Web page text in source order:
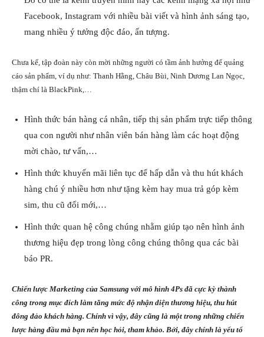
Facebook, Instagram với nhiều bài viết và hình ảnh sáng tạo,
mang nhiều ý tưởng độc đáo, ấn tượng.
Chưa kể, tập đoàn này còn mời những người có tầm ảnh hưởng để quảng
cáo sản phẩm, ví dụ như: Thanh Hằng, Châu Bùi, Ninh Dương Lan Ngọc,
thậm chí là BlackPink,…
Hình thức bán hàng cá nhân, tiếp thị sản phẩm trực tiếp thông
qua con người như nhân viên bán hàng làm các hoạt động
mời chào, tư vấn,…
Hình thức khuyến mãi liên tục để hấp dẫn và thu hút khách
hàng chú ý nhiều hơn như tặng kèm hay mua trả góp kèm
sim, thu cũ đổi mới,…
Hình thức quan hệ công chúng nhằm giúp tạo nên hình ảnh
thương hiệu đẹp trong lòng công chúng thông qua các bài
báo PR.
Chiến lược Marketing của Samsung với mô hình 4Ps đã cực kỳ thành
công trong mục đích làm tăng mức độ nhận diện thương hiệu, thu hút
đông đảo khách hàng. Chính vì vậy, đây cũng là một trong những chiến
lược hàng đầu mà bạn nên học hỏi, tham khảo. Bởi, đây chính là yếu tố